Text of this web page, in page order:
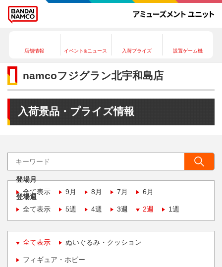
店舗情報 イベント&ニュース 入荷プライズ 設置ゲーム機
namcoフジグラン北宇和島店
入荷景品・プライズ情報
登場月
全て表示
9月 8月 7月 6月
登場週
全て表示
5週 4週 3週 2週 1週
全て表示 ぬいぐるみ・クッション
フィギュア・ホビー